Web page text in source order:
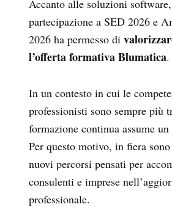
Accanto alle soluzioni
partecipazione a SED 2026 e
2026 ha permesso di
l’offerta formativa Blumatica.
In un contesto in cui le
professionisti sono sempre più
formazione continua assume
Per questo motivo, in fiera
nuovi percorsi pensati per
consulenti e imprese
professionale.